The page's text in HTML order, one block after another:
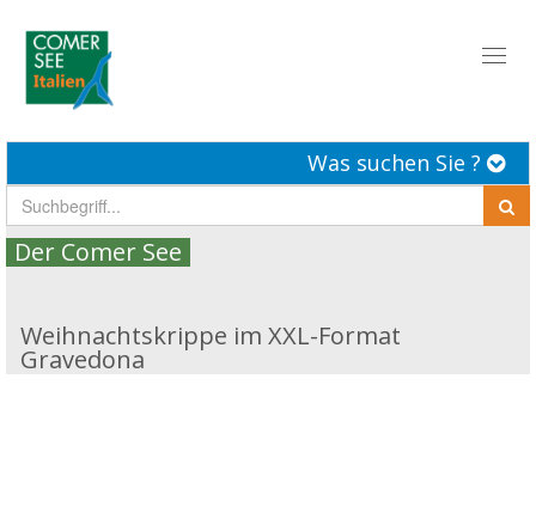
Was suchen Sie ?
Der Comer See
Weihnachtskrippe im XXL-Format
Gravedona